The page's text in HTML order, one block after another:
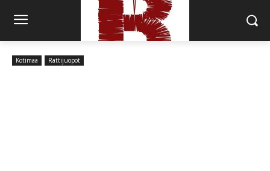
Kotimaa Rattijuopot